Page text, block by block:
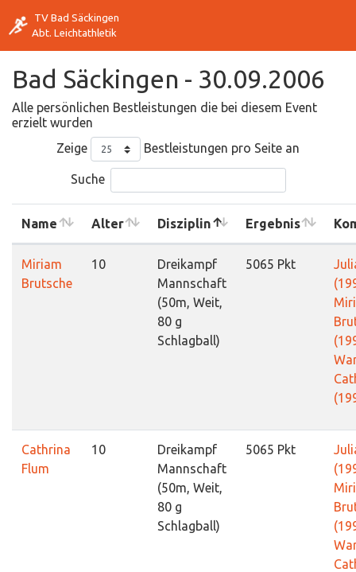
TV Bad Säckingen
Abt. Leichtathletik
Bad Säckingen - 30.09.2006
Alle persönlichen Bestleistungen die bei diesem Event
erzielt wurden
Zeige
Bestleistungen pro Seite an
Suche
Name Alter Disziplin Ergebnis
Miriam
Brutsche
10
Dreikampf
Mannschaft
(50m, Weit,
80 g
Schlagball)
5065 Pkt
Cathrina
Flum
10
Dreikampf
Mannschaft
(50m, Weit,
80 g
Schlagball)
5065 Pkt